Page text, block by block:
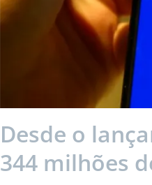
Desde o
344 milhões